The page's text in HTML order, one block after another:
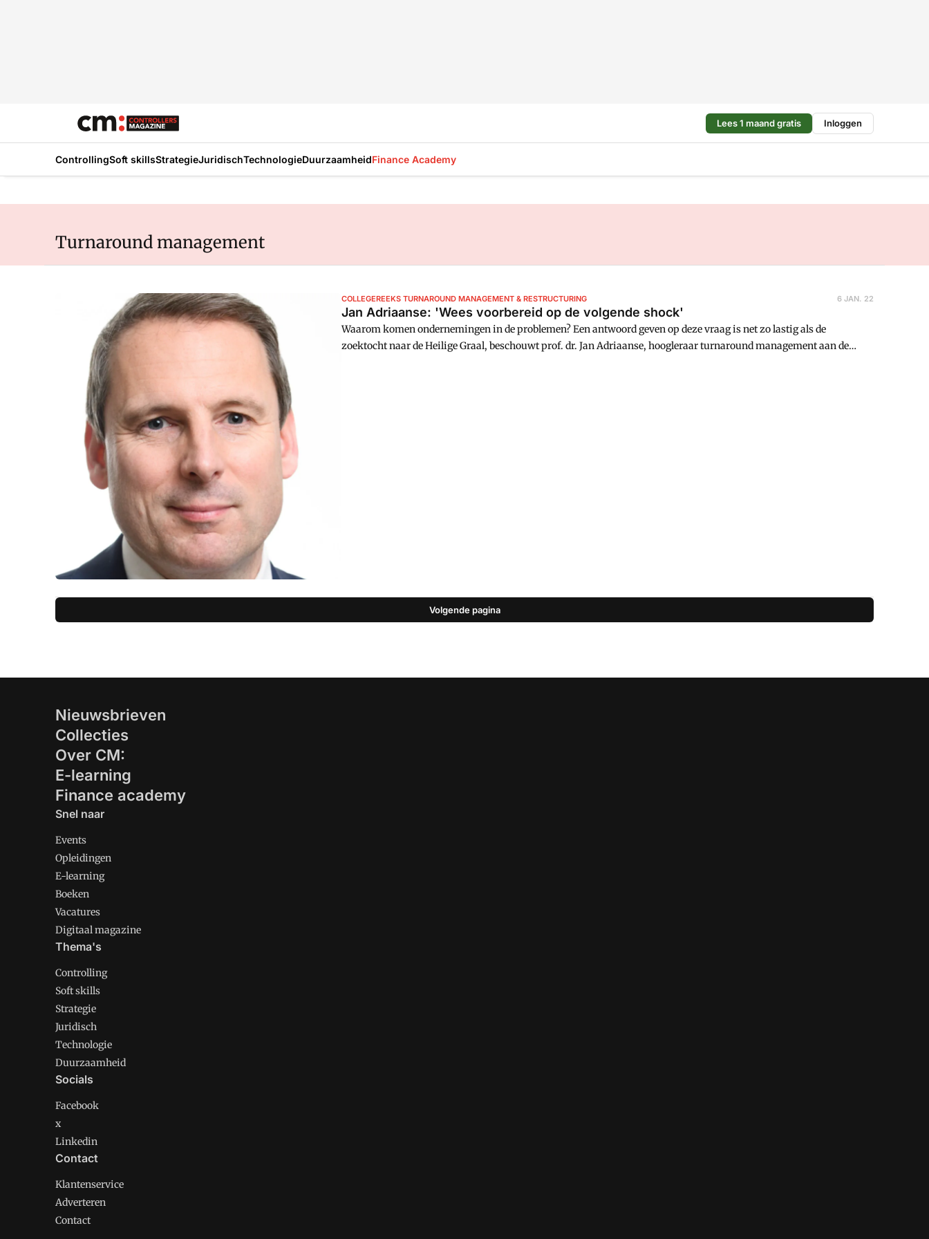
Lees 1 maand gratis Inloggen
ControllingSoft skillsStrategieJuridischTechnologieDuurzaamheidFinance Academy
Turnaround management
COLLEGEREEKS TURNAROUND MANAGEMENT & RESTRUCTURING 6 JAN. 22
Jan Adriaanse: 'Wees voorbereid op de volgende shock'
Waarom komen ondernemingen in de problemen? Een antwoord geven op deze vraag is net zo lastig als de
zoektocht naar de Heilige Graal, beschouwt prof. dr. Jan Adriaanse, hoogleraar turnaround management aan de
Volgende pagina
Nieuwsbrieven
Collecties
Over CM:
E-learning
Finance academy
Snel naar
Events
Opleidingen
E-learning
Boeken
Vacatures
Digitaal magazine
Thema's
Controlling
Soft skills
Strategie
Juridisch
Technologie
Duurzaamheid
Socials
Facebook
x
Linkedin
Contact
Klantenservice
Adverteren
Contact